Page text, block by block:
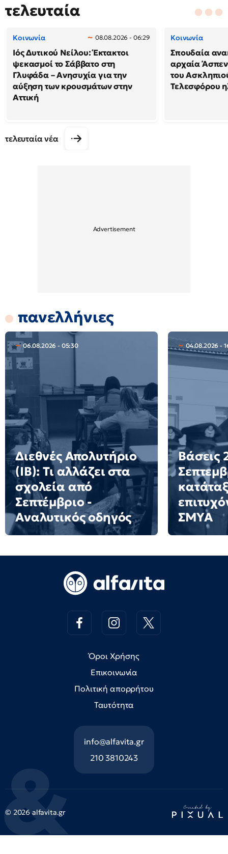
τελευταία
Κοινωνία 08.08.2026 - 06:29
Ιός Δυτικού Νείλου: Έκτακτοι
ψεκασμοί το Σάββατο στη
Γλυφάδα – Ανησυχία για την
αύξηση των κρουσμάτων στην
Αττική
Κοινωνία
Σπουδαία
αρχαία
του
Τελεσφόρου
τελευταία νέα
πανελλήνιες
06.08.2026 - 05:30
Διεθνές Απολυτήριο
(IB): Τι αλλάζει στα
σχολεία από
Σεπτέμβριο -
Αναλυτικός οδηγός
04.08.2026 -
Βάσεις
ΣΜΥΑ
Όροι Χρήσης
Επικοινωνία
Πολιτική απορρήτου
Ταυτότητα
info@alfavita.gr
210 3810243
© 2026 alfavita.gr